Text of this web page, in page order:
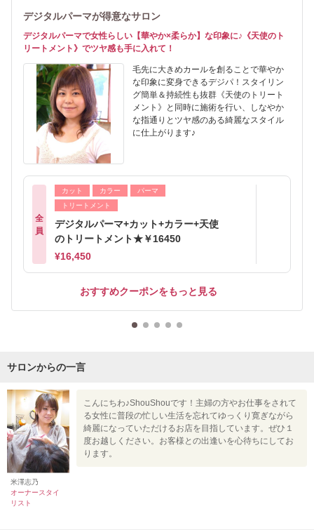
デジタルパーマが得意なサロン
デジタルパーマで女性らしい【華やか×柔らか】な印象に♪《天使のト
リートメント》でツヤ感も手に入れて！
毛先に大きめカールを創ることで華やか
な印象に変身できるデジパ！スタイリン
グ簡単＆持続性も抜群《天使のトリート
メント》と同時に施術を行い、しなやか
な指通りとツヤ感のある綺麗なスタイル
に仕上がります♪
全
員
カット カラー
パーマ
トリートメント
デジタルパーマ+カット+カラー+天使
のトリートメント★￥16450
¥16,450
おすすめクーポンをもっと見る
サロンからの一言
米澤志乃
オーナースタイ
リスト
こんにちわ♪ShouShouです！主婦の方やお仕事をされて
る女性に普段の忙しい生活を忘れてゆっくり寛ぎながら
綺麗になっていただけるお店を目指しています。ぜひ１
度お越しください。お客様との出逢いを心待ちにしてお
ります。